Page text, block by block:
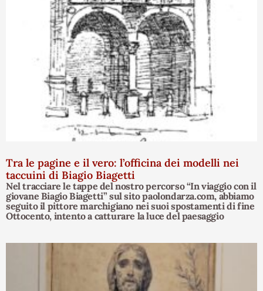
Tra le pagine e il vero: l’officina dei modelli nei
taccuini di Biagio Biagetti
Nel tracciare le tappe del nostro percorso “In viaggio con il
giovane Biagio Biagetti” sul sito paolondarza.com, abbiamo
seguito il pittore marchigiano nei suoi spostamenti di fine
Ottocento, intento a catturare la luce del paesaggio